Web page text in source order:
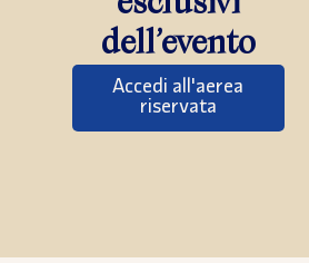
dell’evento
Accedi all'aerea
riservata